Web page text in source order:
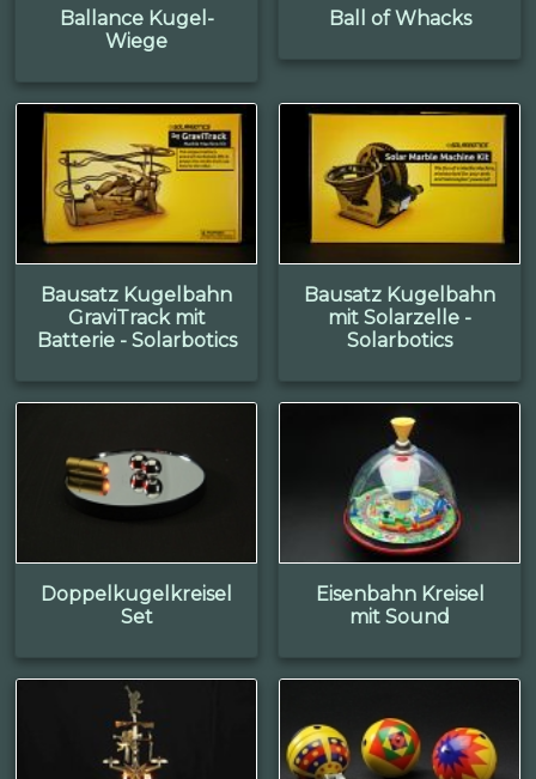
Ballance Kugel-
Wiege
Ball of Whacks
Bausatz Kugelbahn
GraviTrack mit
Batterie - Solarbotics
Bausatz Kugelbahn
mit Solarzelle -
Solarbotics
Doppelkugelkreisel
Set
Eisenbahn Kreisel
mit Sound